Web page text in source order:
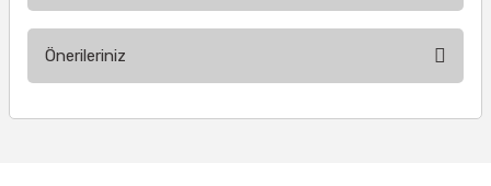
Önerileriniz